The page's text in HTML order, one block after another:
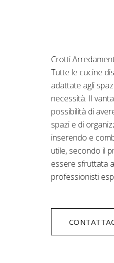
Crotti
Tutte le cucine
adattate agli
necessità. Il
possibilità di
spazi e di
inserendo e
utile, secondo il
essere sfruttata
professionisti